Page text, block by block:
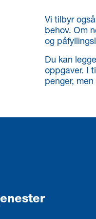
Vi tilbyr
behov. Om
og
Du kan
oppgaver. I
penger,